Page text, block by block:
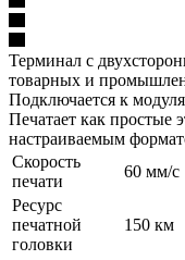
Терминал с
товарных и
Подключается к
Печатает как простые
настраиваемым
Скорость
печати
60 мм/с
Ресурс
печатной
головки
150 км